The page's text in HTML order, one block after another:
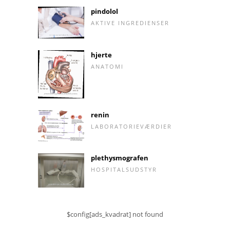
pindolol
AKTIVE INGREDIENSER
hjerte
ANATOMI
renin
LABORATORIEVÆRDIER
plethysmografen
HOSPITALSUDSTYR
$config[ads_kvadrat] not found